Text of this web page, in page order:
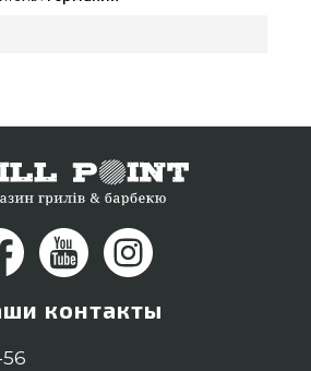
нашим сотрудникам на
55 и мы доставим клиентам в
контакты